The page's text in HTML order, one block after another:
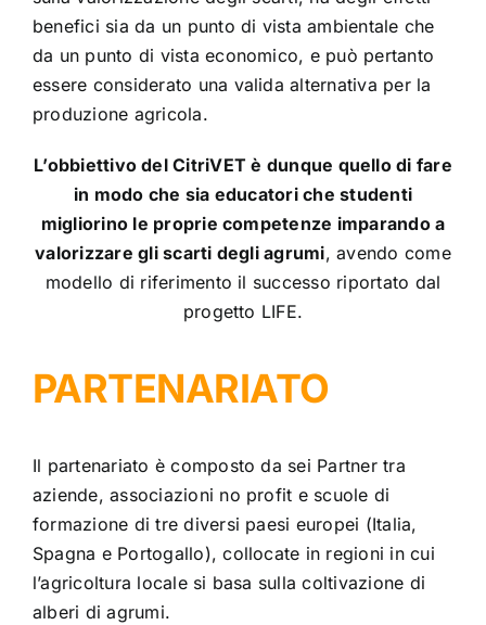
benefici sia da un punto di vista ambientale che
da un punto di vista economico, e può pertanto
essere considerato una valida alternativa per la
produzione agricola.
L’obbiettivo del CitriVET è dunque quello di fare
in modo che sia educatori che studenti
migliorino le proprie competenze imparando a
valorizzare gli scarti degli agrumi, avendo come
modello di riferimento il successo riportato dal
progetto LIFE.
PARTENARIATO
Il partenariato è composto da sei Partner tra
aziende, associazioni no profit e scuole di
formazione di tre diversi paesi europei (Italia,
Spagna e Portogallo), collocate in regioni in cui
l’agricoltura locale si basa sulla coltivazione di
alberi di agrumi.